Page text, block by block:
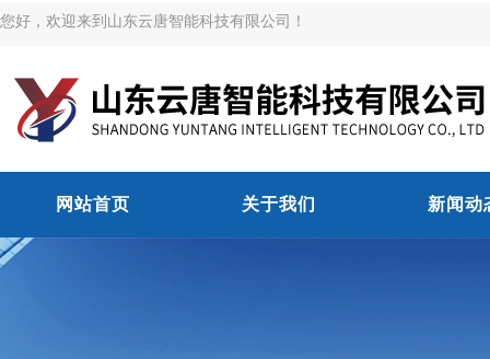
您好，欢迎来到山东云唐智能科技有限公司！
网站首页 关于我们 新闻动